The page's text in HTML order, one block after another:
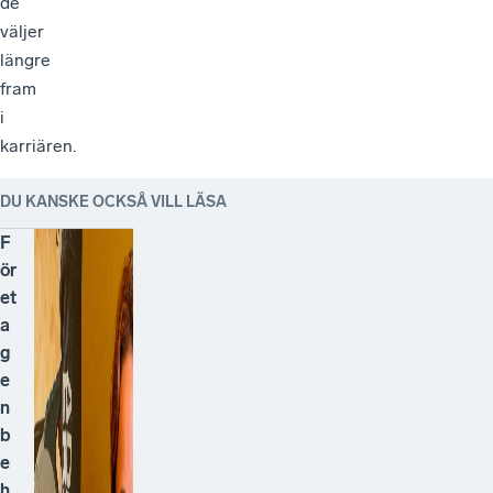
väljer
längre
fram
i
karriären.
DU KANSKE OCKSÅ VILL LÄSA
F
ör
et
a
g
e
n
b
e